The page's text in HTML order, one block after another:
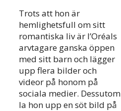
Trots att hon är
hemlighetsfull om sitt
romantiska liv är l’Oréals
arvtagare ganska öppen
med sitt barn och lägger
upp flera bilder och
videor på honom på
sociala medier. Dessutom
la hon upp en söt bild på